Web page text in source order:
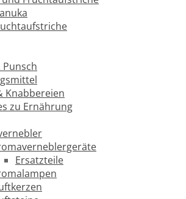
Knabbereien
zu Ernährung
Ersatzteile